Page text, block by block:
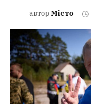
автор Місто